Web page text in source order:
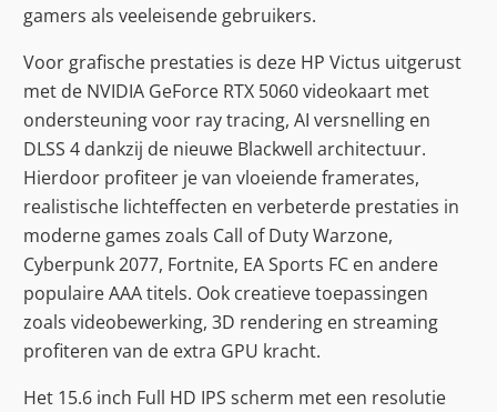
gamers als veeleisende gebruikers.
Voor grafische prestaties is deze HP Victus uitgerust
met de NVIDIA GeForce RTX 5060 videokaart met
ondersteuning voor ray tracing, AI versnelling en
DLSS 4 dankzij de nieuwe Blackwell architectuur.
Hierdoor profiteer je van vloeiende framerates,
realistische lichteffecten en verbeterde prestaties in
moderne games zoals Call of Duty Warzone,
Cyberpunk 2077, Fortnite, EA Sports FC en andere
populaire AAA titels. Ook creatieve toepassingen
zoals videobewerking, 3D rendering en streaming
profiteren van de extra GPU kracht.
Het 15.6 inch Full HD IPS scherm met een resolutie